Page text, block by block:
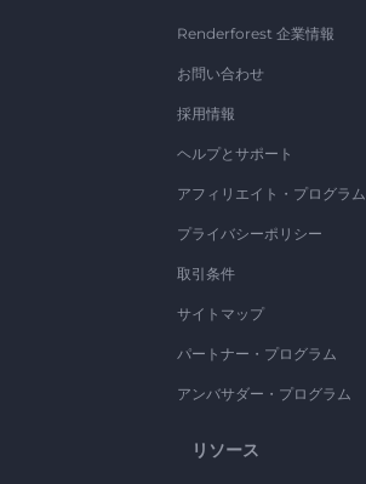
Renderforest 企業情報
お問い合わせ
採用情報
ヘルプとサポート
アフィリエイト・プログラム
プライバシーポリシー
取引条件
サイトマップ
パートナー・プログラム
アンバサダー・プログラム
リソース